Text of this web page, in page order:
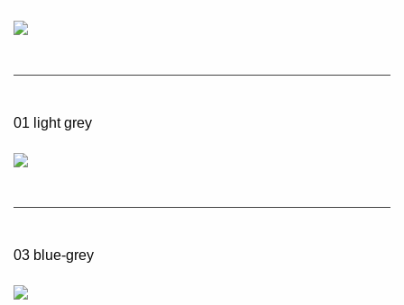
01 light grey
03 blue-grey